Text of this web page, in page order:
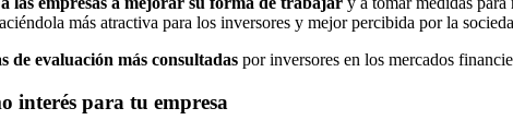
más atractiva para los inversores y mejor percibida por la
de evaluación más consultadas por inversores en los mercados
interés para tu empresa